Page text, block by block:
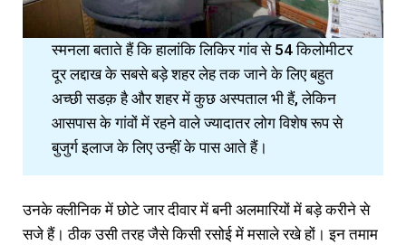
स्मनला बताते हैं कि हालांकि लिकिर गांव से 54 किलोमीटर
दूर लद्दाख के सबसे बड़े शहर लेह तक जाने के लिए बहुत
अच्छी सडक़ है और शहर में कुछ अस्पताल भी हैं, लेकिन
आसपास के गांवों में रहने वाले ज्यादातर लोग विशेष रूप से
बुजुर्ग इलाज के लिए उन्हीं के पास आते हैं।
उनके क्लीनिक में छोटे जार दीवार में बनी अलमारियों में बड़े करीने से
सजे हैं। ठीक उसी तरह जैसे किसी रसोई में मसाले रखे हों। इन तमाम